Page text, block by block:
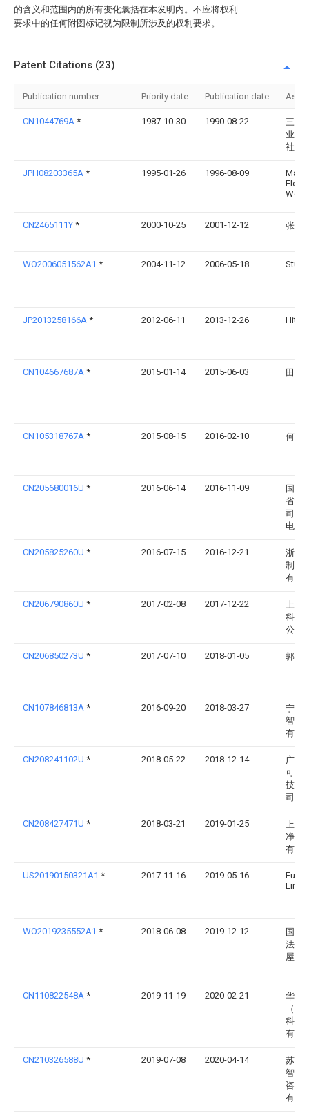
的含义和范围内的所有变化囊括在本发明内。不应将权利
要求中的任何附图标记视为限制所涉及的权利要求。
Patent Citations (23)
Publication number Priority date Publication date
CN1044769A * 1987-10-30 1990-08-22
三菱
业株
社
JPH08203365A * 1995-01-26 1996-08-09
CN2465111Y * 2000-10-25 2001-12-12 张征
WO2006051562A1 * 2004-11-12 2006-05-18 Stulz
JP2013258166A * 2012-06-11 2013-12-26
CN104667687A * 2015-01-14 2015-06-03 田鹏
CN105318767A * 2015-08-15 2016-02-10 何家
CN205680016U * 2016-06-14 2016-11-09
国网
省电
司阳
电公
CN205825260U * 2016-07-15 2016-12-21
浙江
制冷
有限
CN206790860U * 2017-02-08 2017-12-22
上海
科技
公司
CN206850273U * 2017-07-10 2018-01-05 郭光
CN107846813A * 2016-09-20 2018-03-27
宁波
智能
有限
CN208241102U * 2018-05-22 2018-12-14
广州
可智
技有
司
CN208427471U * 2018-03-21 2019-01-25
上海
净化
有限
US20190150321A1 * 2017-11-16 2019-05-16
WO2019235552A1 * 2018-06-08 2019-12-12
国立
法人
屋大
CN110822548A * 2019-11-19 2020-02-21
华清
（北
科技
有限
CN210326588U * 2019-07-08 2020-04-14
苏州
智能
咨询
有限